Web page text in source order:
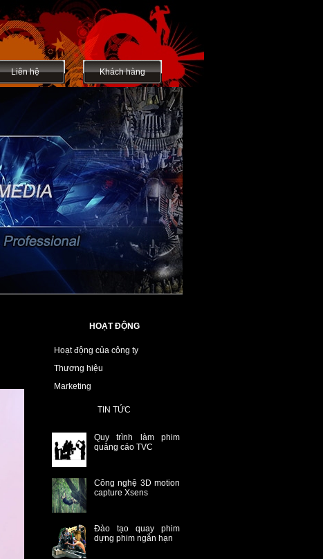
Liên hệ Khách hàng
HOẠT ĐỘNG
Hoạt động của công ty
Thương hiệu
Marketing
TIN TỨC
Quy trình làm phim
quảng cáo TVC
Công nghệ 3D motion
capture Xsens
Đào tạo quay phim
dựng phim ngắn hạn